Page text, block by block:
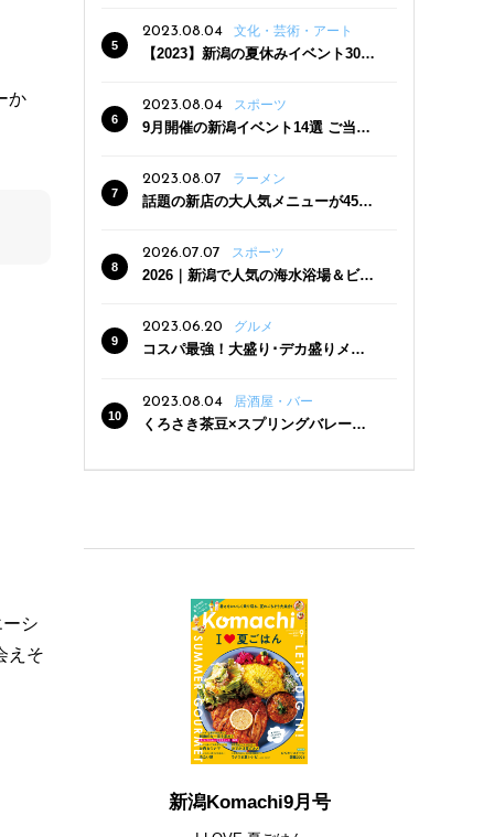
か
シ
えそ
2023.08.04
文化・芸術・アート
【2023】新潟の夏休みイベント30
2023.08.04
スポーツ
9月開催の新潟イベント14選 ご当地
2023.08.07 ラーメン
話題の新店の大人気メニューが450
クーポン登場
2026.07.07 スポーツ
2026｜新潟で人気の海水浴場＆ビー
2023.06.20
グルメ
コスパ最強！大盛り･デカ盛りメニ
2023.08.04
居酒屋・バー
くろさき茶豆×スプリングバレー豊
新潟Komachi9月号